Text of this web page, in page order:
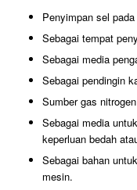
Penyimpan sel
Sebagai tempat
Sebagai media
Sebagai pendingin
Sumber gas
Sebagai media
keperluan bedah
Sebagai bahan
mesin.